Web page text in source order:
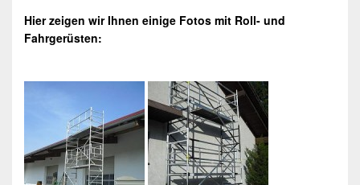
Hier zeigen wir Ihnen einige Fotos mit Roll- und
Fahrgerüsten: